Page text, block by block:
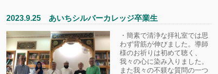
2023.9.25 あいちシルバーカレッジ卒業生
・簡素で清浄な拝礼室では思
わず背筋が伸びました。導師
様のお祈りは初めて聴く、
我々の心に染み入りました。
また我々の不躾な質問の一つ